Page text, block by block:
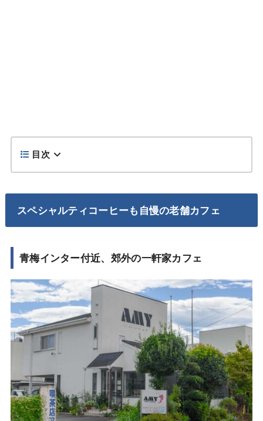
目次
スペシャルティコーヒーも自慢の老舗カフェ
青梅インター付近、郊外の一軒家カフェ